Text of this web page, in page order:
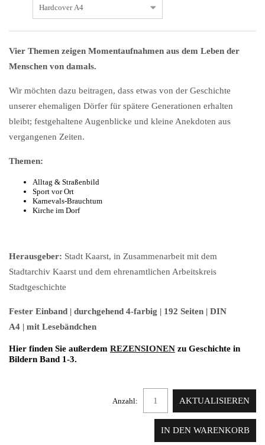
Vier Themen zeigen Momentaufnahmen aus dem Leben der
Menschen von damals.
Wir möchten dazu beitragen, dass etwas von der Geschichte
unserer ehemaligen Dörfer für spätere Generationen erhalten
bleibt; festgehaltene Augenblicke und kleine Anekdoten aus
vergangenen Zeiten.
Themen:
Alltag & Straßenbild
Sport vor Ort
Karnevals-Brauchtum
Kirche im Dorf
Herausgeber: Stadt Kaarst, in Zusammenarbeit mit dem
Stadtarchiv Kaarst und dem ehrenamtlichen Arbeitskreis
Stadtgeschichte
Fester Einband | durchgehend 4-farbig | 192 Seiten | DIN
A4 | mit Lesebändchen
Hier finden Sie außerdem REZENSIONEN zu Geschichte in
Bildern Band 1-3.
Anzahl: